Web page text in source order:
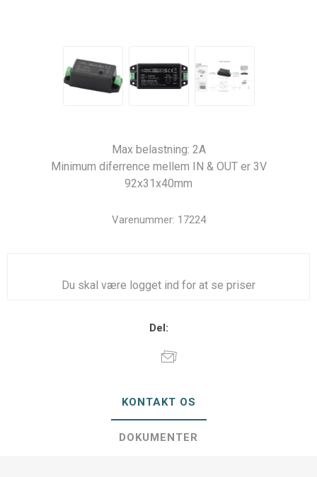
Max belastning: 2A
Minimum diferrence mellem IN & OUT er 3V
92x31x40mm
Varenummer: 17224
Du skal være logget ind for at se priser
Del:
KONTAKT OS
DOKUMENTER